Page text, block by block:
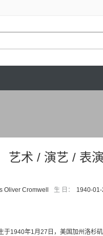
艺术 / 演艺 / 表
Oliver Cromwell 生 日： 1940-01-
于1940年1月27日，美国加州洛